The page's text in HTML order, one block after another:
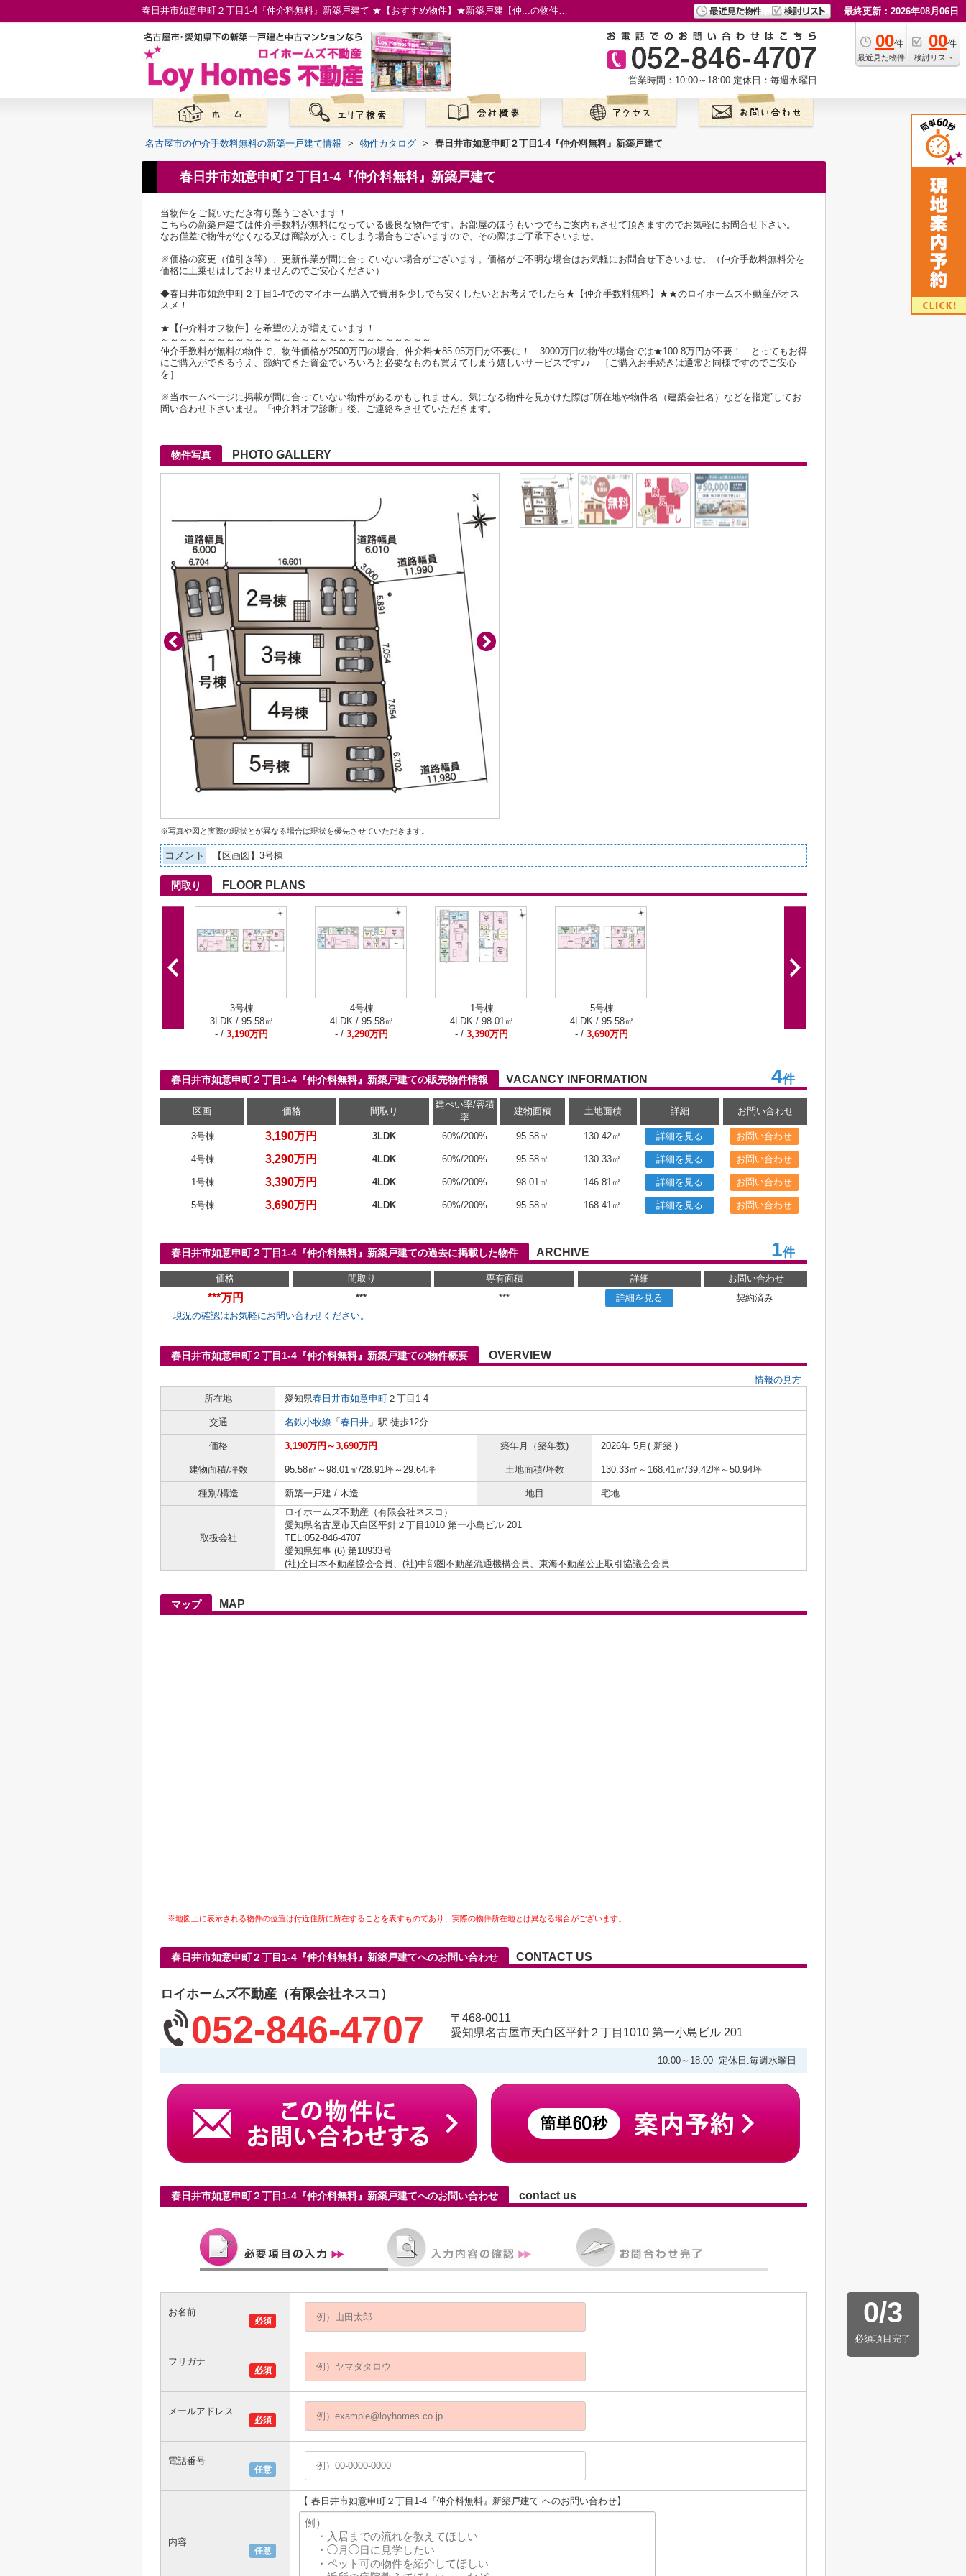
春日井市如意申町２丁目1-4『仲介料無料』新築戸建て ★【おすすめ物件】★新築戸建【仲...の物件情報／名古屋市の仲介手数料無料の新築一戸建て／ロイホームズ不動産 最終更新：2026年08月06日
00件
最近見た物件
00件
検討リスト
営業時間：10:00～18:00 定休日：毎週水曜日
名古屋市の仲介手数料無料の新築一戸建て情報 > 物件カタログ > 春日井市如意申町２丁目1-4『仲介料無料』新築戸建て
春日井市如意申町２丁目1-4『仲介料無料』新築戸建て
当物件をご覧いただき有り難うございます！
こちらの新築戸建ては仲介手数料が無料になっている優良な物件です。お部屋のほうもいつでもご案内もさせて頂きますのでお気軽にお問合せ下さい。
なお僅差で物件がなくなる又は商談が入ってしまう場合もございますので、その際はご了承下さいませ。
※価格の変更（値引き等）、更新作業が間に合っていない場合がございます。価格がご不明な場合はお気軽にお問合せ下さいませ。（仲介手数料無料分を
価格に上乗せはしておりませんのでご安心ください）
◆春日井市如意申町２丁目1-4でのマイホーム購入で費用を少しでも安くしたいとお考えでしたら★【仲介手数料無料】★★のロイホームズ不動産がオス
スメ！
★【仲介料オフ物件】を希望の方が増えています！
～～～～～～～～～～～～～～～～～～～～～～～～～～～～～
仲介手数料が無料の物件で、物件価格が2500万円の場合、仲介料★85.05万円が不要に！ 3000万円の物件の場合では★100.8万円が不要！ とってもお得
にご購入ができるうえ、節約できた資金でいろいろと必要なものも買えてしまう嬉しいサービスです♪♪ ［ご購入お手続きは通常と同様ですのでご安心
を］
※当ホームページに掲載が間に合っていない物件があるかもしれません。気になる物件を見かけた際は“所在地や物件名（建築会社名）などを指定”してお
問い合わせ下さいませ。「仲介料オフ診断」後、ご連絡をさせていただきます。
物件写真 PHOTO GALLERY
※写真や図と実際の現状とが異なる場合は現状を優先させていただきます。
コメント 【区画図】3号棟
間取り FLOOR PLANS
3号棟
3LDK / 95.58㎡
- / 3,190万円
4号棟
4LDK / 95.58㎡
- / 3,290万円
1号棟
4LDK / 98.01㎡
- / 3,390万円
5号棟
4LDK / 95.58㎡
- / 3,690万円
春日井市如意申町２丁目1-4『仲介料無料』新築戸建ての販売物件情報 VACANCY INFORMATION 4件
区画 価格 間取り
建ぺい率/容積
率
建物面積 土地面積 詳細 お問い合わせ
3号棟 3,190万円 3LDK 60%/200% 95.58㎡ 130.42㎡ 詳細を見る お問い合わせ
4号棟 3,290万円 4LDK 60%/200% 95.58㎡ 130.33㎡ 詳細を見る お問い合わせ
1号棟 3,390万円 4LDK 60%/200% 98.01㎡ 146.81㎡ 詳細を見る お問い合わせ
5号棟 3,690万円 4LDK 60%/200% 95.58㎡ 168.41㎡ 詳細を見る お問い合わせ
春日井市如意申町２丁目1-4『仲介料無料』新築戸建ての過去に掲載した物件 ARCHIVE 1件
価格 間取り 専有面積 詳細 お問い合わせ
***万円 *** *** 詳細を見る
契約済み
現況の確認はお気軽にお問い合わせください。
春日井市如意申町２丁目1-4『仲介料無料』新築戸建ての物件概要 OVERVIEW
情報の見方
所在地
愛知県春日井市如意申町 ２丁目1-4
交通 名鉄小牧線 「 春日井 」駅 徒歩12分
価格 3,190万円～3,690万円 築年月（築年数) 2026年 5月( 新築 )
建物面積/坪数 95.58㎡～98.01㎡/28.91坪～29.64坪 土地面積/坪数 130.33㎡～168.41㎡/39.42坪～50.94坪
種別/構造 新築一戸建 / 木造 地目 宅地
取扱会社
ロイホームズ不動産（有限会社ネスコ）
愛知県名古屋市天白区平針２丁目1010 第一小島ビル 201
TEL:052-846-4707
愛知県知事 (6) 第18933号
(社)全日本不動産協会会員、(社)中部圏不動産流通機構会員、東海不動産公正取引協議会会員
マップ MAP
※地図上に表示される物件の位置は付近住所に所在することを表すものであり、実際の物件所在地とは異なる場合がございます。
春日井市如意申町２丁目1-4『仲介料無料』新築戸建てへのお問い合わせ CONTACT US
ロイホームズ不動産（有限会社ネスコ）
052-846-4707
〒468-0011
愛知県名古屋市天白区平針２丁目1010 第一小島ビル 201
10:00～18:00 定休日:毎週水曜日
春日井市如意申町２丁目1-4『仲介料無料』新築戸建てへのお問い合わせ contact us
0/3
必須項目完了
必須
お名前
必須
フリガナ
必須
メールアドレス
任意
電話番号
任意
内容
【 春日井市如意申町２丁目1-4『仲介料無料』新築戸建て へのお問い合わせ】